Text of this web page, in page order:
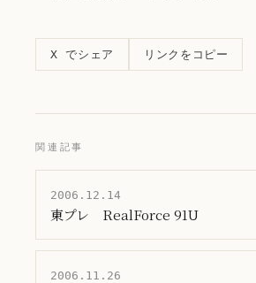
X でシェア リンクをコピー
関連記事
2006.12.14
東プレ RealForce 91U
2006.11.26